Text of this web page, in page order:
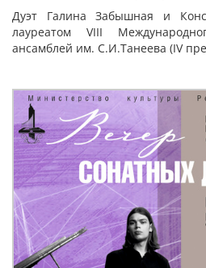
Дуэт Галина Забышная и
лауреатом VIII
ансамблей им. С.И.Танеева (IV